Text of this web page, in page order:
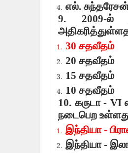
எல்.
9. 2009-ல்
30 சதவீதம்
20 சதவீதம்
15 சதவீதம்
10 சதவீதம்
10. கருடா - VI
நடைபெற
இந்தியா -
இந்தியா -